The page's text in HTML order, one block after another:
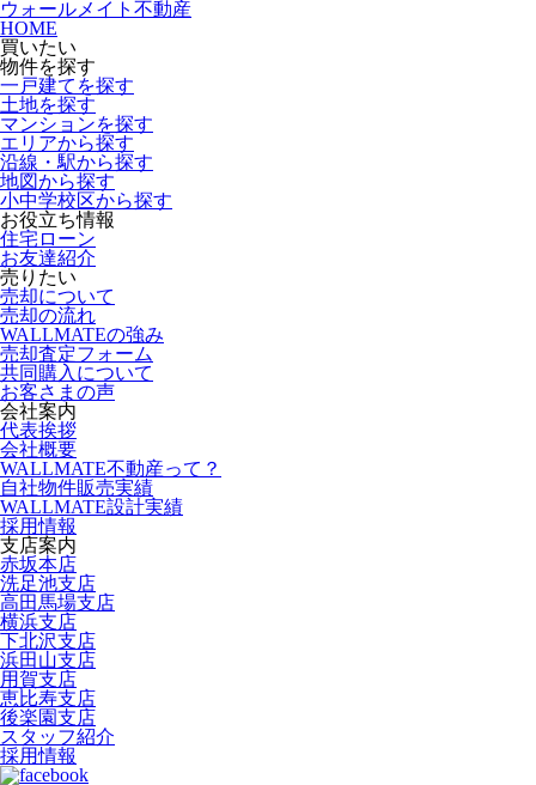
ウォールメイト不動産
HOME
買いたい
物件を探す
一戸建てを探す
土地を探す
マンションを探す
エリアから探す
沿線・駅から探す
地図から探す
小中学校区から探す
お役立ち情報
住宅ローン
お友達紹介
売りたい
売却について
売却の流れ
WALLMATEの強み
売却査定フォーム
共同購入について
お客さまの声
会社案内
代表挨拶
会社概要
WALLMATE不動産って？
自社物件販売実績
WALLMATE設計実績
採用情報
支店案内
赤坂本店
洗足池支店
高田馬場支店
横浜支店
下北沢支店
浜田山支店
用賀支店
恵比寿支店
後楽園支店
スタッフ紹介
採用情報